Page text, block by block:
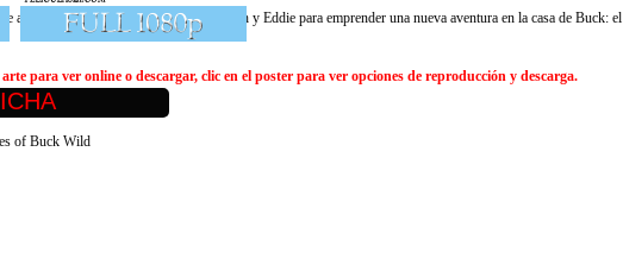
a los traviesos hermanos zarigüeya Crash y Eddie para emprender una nueva aventura en la casa de Buck: el
para ver online o descargar, clic en el poster para ver opciones de reproducción y descarga.
of Buck Wild